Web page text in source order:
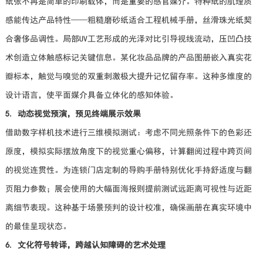
感能传达产品特性——粗糙磨砂纸适合工程机械手册，丝滑珠光纸契
合奢侈品调性。局部UV工艺形成的光泽对比引导视线流动，压凹凸技
术创造立体触感标记关键信息。某化妆品品牌的产品图册嵌入真实花
瓣标本，触觉与嗅觉的双重刺激极大提升记忆留存率。这种多维度的
设计语言，使平面媒介具备立体化的感知体验。
5. 动态视觉预演，预见终端展示效果
借助数字样机技术进行三维模拟测试：考虑不同光照条件下的色彩还
原度，模拟实际摆放角度下的视觉重心偏移，计算翻阅过程中跨页间
的视觉连贯性。为连锁门店定制的导购手册特别优化手持舒适度与翻
页阻力参数；展会使用的大幅面海报则提前测试远距离可视性与近距
离细节表现。这种基于场景预判的设计校准，确保画册在真实环境中
的最佳呈现状态。
6. 文化符号转译，跨越认知障碍的艺术处理